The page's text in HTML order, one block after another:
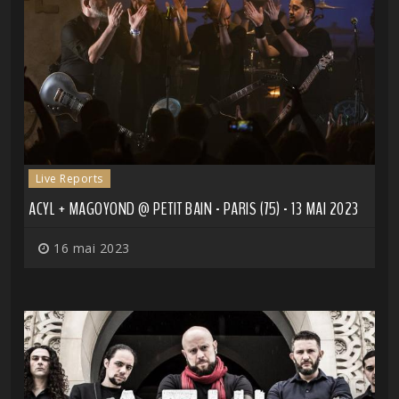
Live Reports
ACYL + MAGOYOND @ PETIT BAIN - PARIS (75) - 13 MAI 2023
16 mai 2023